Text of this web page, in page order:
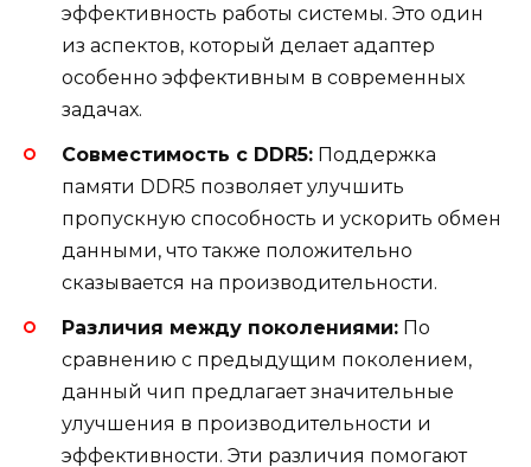
эффективность работы системы. Это один
из аспектов, который делает адаптер
особенно эффективным в современных
задачах.
Совместимость с DDR5: Поддержка
памяти DDR5 позволяет улучшить
пропускную способность и ускорить обмен
данными, что также положительно
сказывается на производительности.
Различия между поколениями: По
сравнению с предыдущим поколением,
данный чип предлагает значительные
улучшения в производительности и
эффективности. Эти различия помогают